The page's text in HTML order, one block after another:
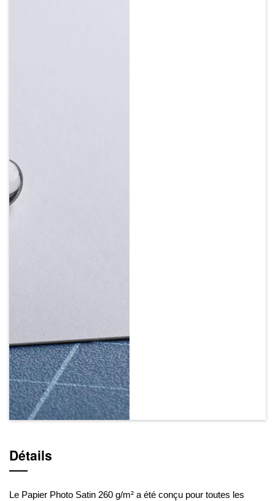
Détails
Le Papier Photo Satin 260 g/m² a été conçu pour toutes les